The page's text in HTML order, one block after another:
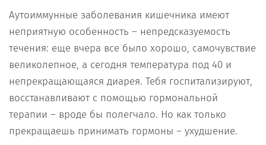
Аутоиммунные заболевания кишечника имеют
неприятную особенность – непредсказуемость
течения: еще вчера все было хорошо, самочувствие
великолепное, а сегодня температура под 40 и
непрекращающаяся диарея. Тебя госпитализируют,
восстанавливают с помощью гормональной
терапии – вроде бы полегчало. Но как только
прекращаешь принимать гормоны – ухудшение.